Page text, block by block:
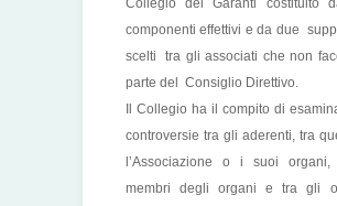
Collegio dei Garanti costituito
componenti effettivi e da due
scelti tra gli associati che non
parte del Consiglio Direttivo.
Il Collegio ha il compito di
controversie tra gli aderenti, tra
l’Associazione o i suoi
membri degli organi e tra gli